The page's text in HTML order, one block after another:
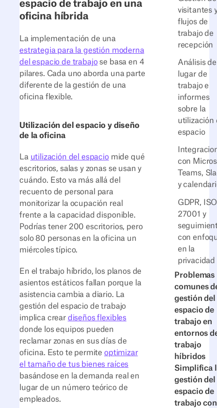
visitantes
flujos de
trabajo de
recepción
Análisis
lugar de
trabajo e
informes
sobre la
utilización
espacio
con
Teams,
y
GDPR, ISO
27001 y
con
en la
privacidad
Problemas
comunes
gestión del
espacio de
trabajo en
entornos
trabajo
híbridos
Simplifica
gestión del
espacio de
trabajo
espacio de trabajo en una
oficina híbrida
La implementación de una
estrategia para la gestión moderna
del espacio de trabajose basa en 4
pilares. Cada uno aborda una parte
diferente de la gestión de una
oficina flexible.
Utilización del espacio y diseño
de la oficina
La utilización del espaciomide qué
escritorios, salas y zonas se usan y
cuándo. Esto va más allá del
recuento de personal para
monitorizar la ocupación real
frente a la capacidad disponible.
Podrías tener 200 escritorios, pero
solo 80 personas en la oficina un
miércoles típico.
En el trabajo híbrido, los planos de
asientos estáticos fallan porque la
asistencia cambia a diario. La
gestión del espacio de trabajo
implica crear diseños flexibles
donde los equipos pueden
reclamar zonas en sus días de
oficina. Esto te permite optimizar
el tamaño de tus bienes raíces
basándose en la demanda real en
lugar de un número teórico de
empleados.